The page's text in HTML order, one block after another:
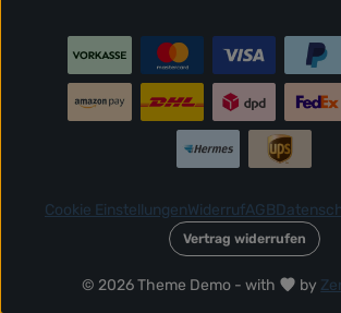
© 2026 Theme Demo - with by
Cookie EinstellungenWiderrufAGB
Vertrag widerrufen